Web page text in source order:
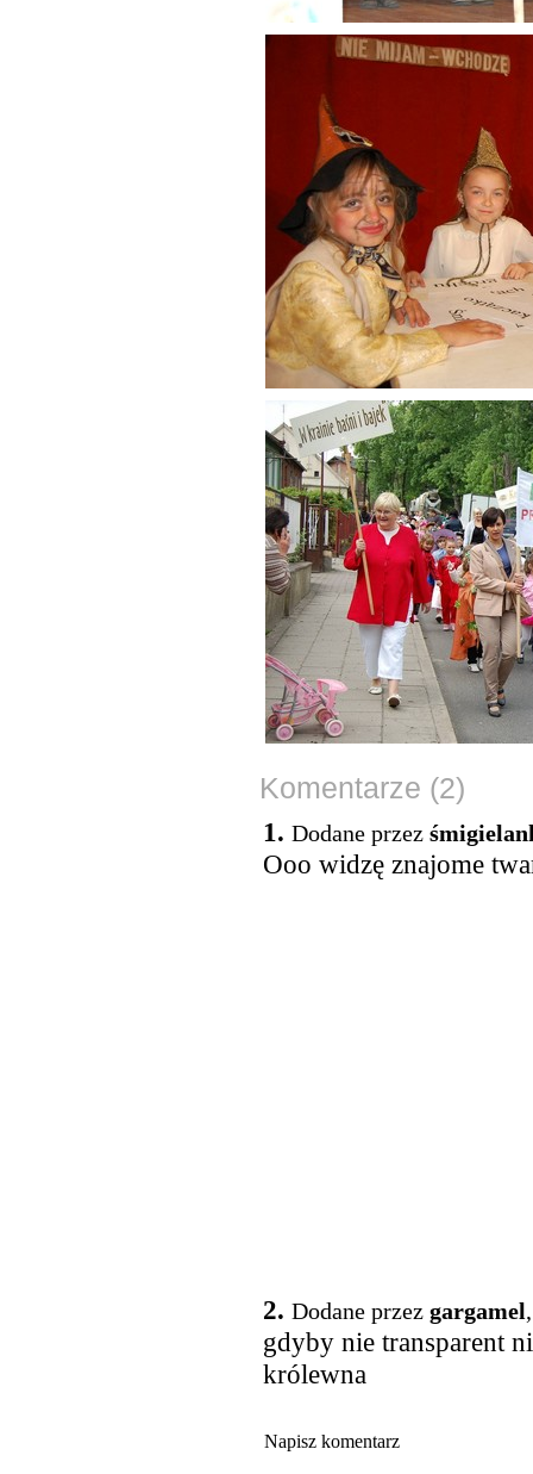
Komentarze (2)
1. Dodane przez
Ooo widzę znajome
2. Dodane przez gargamel
gdyby nie transparent
królewna
Napisz komentarz